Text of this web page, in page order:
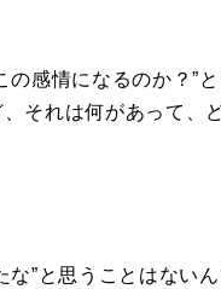
感情になるのか？”
それは何があって、
な”と思うことはない